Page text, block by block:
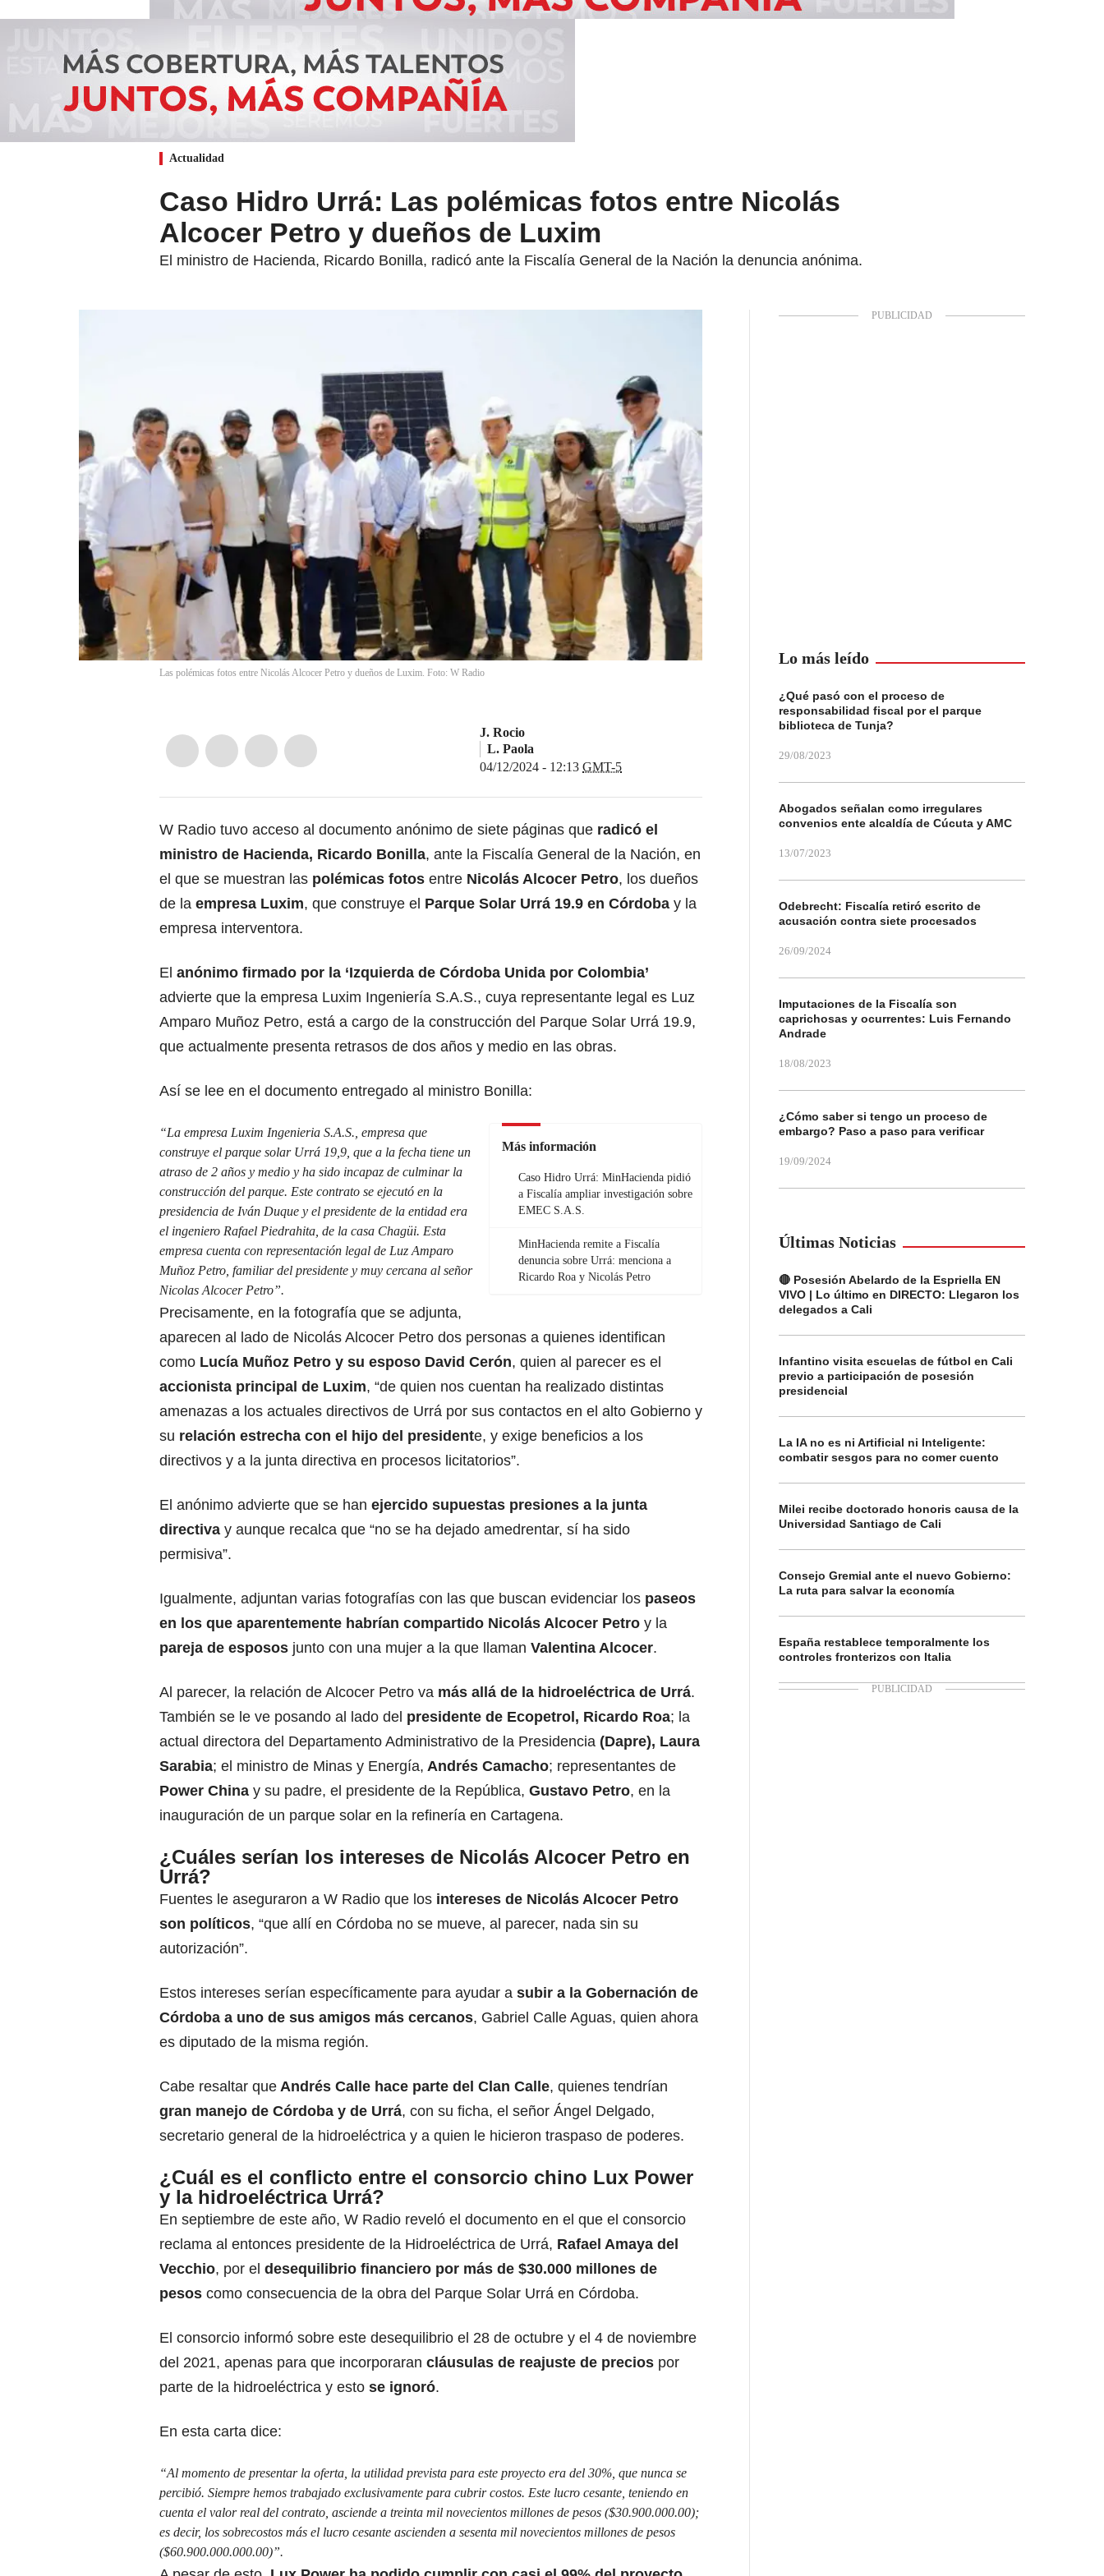
Actualidad
Caso Hidro Urrá: Las polémicas fotos entre Nicolás
Alcocer Petro y dueños de Luxim
El ministro de Hacienda, Ricardo Bonilla, radicó ante la Fiscalía General de la Nación la denuncia anónima.
Las polémicas fotos entre Nicolás Alcocer Petro y dueños de Luxim. Foto: W Radio
J. Rocio
L. Paola
04/12/2024 - 12:13 GMT-5
W Radio tuvo acceso al documento anónimo de siete páginas que radicó el
ministro de Hacienda, Ricardo Bonilla, ante la Fiscalía General de la Nación, en
el que se muestran las polémicas fotos entre Nicolás Alcocer Petro, los dueños
de la empresa Luxim, que construye el Parque Solar Urrá 19.9 en Córdoba y la
empresa interventora.
El anónimo firmado por la ‘Izquierda de Córdoba Unida por Colombia’
advierte que la empresa Luxim Ingeniería S.A.S., cuya representante legal es Luz
Amparo Muñoz Petro, está a cargo de la construcción del Parque Solar Urrá 19.9,
que actualmente presenta retrasos de dos años y medio en las obras.
Así se lee en el documento entregado al ministro Bonilla:
Más información
Caso Hidro Urrá: MinHacienda pidió
a Fiscalía ampliar investigación sobre
EMEC S.A.S.
MinHacienda remite a Fiscalía
denuncia sobre Urrá: menciona a
Ricardo Roa y Nicolás Petro
“La empresa Luxim Ingenieria S.A.S., empresa que
construye el parque solar Urrá 19,9, que a la fecha tiene un
atraso de 2 años y medio y ha sido incapaz de culminar la
construcción del parque. Este contrato se ejecutó en la
presidencia de Iván Duque y el presidente de la entidad era
el ingeniero Rafael Piedrahita, de la casa Chagüi. Esta
empresa cuenta con representación legal de Luz Amparo
Muñoz Petro, familiar del presidente y muy cercana al señor
Nicolas Alcocer Petro”.
Precisamente, en la fotografía que se adjunta,
aparecen al lado de Nicolás Alcocer Petro dos personas a quienes identifican
como Lucía Muñoz Petro y su esposo David Cerón, quien al parecer es el
accionista principal de Luxim, “de quien nos cuentan ha realizado distintas
amenazas a los actuales directivos de Urrá por sus contactos en el alto Gobierno y
su relación estrecha con el hijo del presidente, y exige beneficios a los
directivos y a la junta directiva en procesos licitatorios”.
El anónimo advierte que se han ejercido supuestas presiones a la junta
directiva y aunque recalca que “no se ha dejado amedrentar, sí ha sido
permisiva”.
Igualmente, adjuntan varias fotografías con las que buscan evidenciar los paseos
en los que aparentemente habrían compartido Nicolás Alcocer Petro y la
pareja de esposos junto con una mujer a la que llaman Valentina Alcocer.
Al parecer, la relación de Alcocer Petro va más allá de la hidroeléctrica de Urrá.
También se le ve posando al lado del presidente de Ecopetrol, Ricardo Roa; la
actual directora del Departamento Administrativo de la Presidencia (Dapre), Laura
Sarabia; el ministro de Minas y Energía, Andrés Camacho; representantes de
Power China y su padre, el presidente de la República, Gustavo Petro, en la
inauguración de un parque solar en la refinería en Cartagena.
¿Cuáles serían los intereses de Nicolás Alcocer Petro en
Urrá?
Fuentes le aseguraron a W Radio que los intereses de Nicolás Alcocer Petro
son políticos, “que allí en Córdoba no se mueve, al parecer, nada sin su
autorización”.
Estos intereses serían específicamente para ayudar a subir a la Gobernación de
Córdoba a uno de sus amigos más cercanos, Gabriel Calle Aguas, quien ahora
es diputado de la misma región.
Cabe resaltar que Andrés Calle hace parte del Clan Calle, quienes tendrían
gran manejo de Córdoba y de Urrá, con su ficha, el señor Ángel Delgado,
secretario general de la hidroeléctrica y a quien le hicieron traspaso de poderes.
¿Cuál es el conflicto entre el consorcio chino Lux Power
y la hidroeléctrica Urrá?
En septiembre de este año, W Radio reveló el documento en el que el consorcio
reclama al entonces presidente de la Hidroeléctrica de Urrá, Rafael Amaya del
Vecchio, por el desequilibrio financiero por más de $30.000 millones de
pesos como consecuencia de la obra del Parque Solar Urrá en Córdoba.
El consorcio informó sobre este desequilibrio el 28 de octubre y el 4 de noviembre
del 2021, apenas para que incorporaran cláusulas de reajuste de precios por
parte de la hidroeléctrica y esto se ignoró.
En esta carta dice:
“Al momento de presentar la oferta, la utilidad prevista para este proyecto era del 30%, que nunca se
percibió. Siempre hemos trabajado exclusivamente para cubrir costos. Este lucro cesante, teniendo en
cuenta el valor real del contrato, asciende a treinta mil novecientos millones de pesos ($30.900.000.00);
es decir, los sobrecostos más el lucro cesante ascienden a sesenta mil novecientos millones de pesos
($60.900.000.000.00)”.
Lo más leído
¿Qué pasó con el proceso de
responsabilidad fiscal por el parque
biblioteca de Tunja?
29/08/2023
Abogados señalan como irregulares
convenios ente alcaldía de Cúcuta y AMC
13/07/2023
Odebrecht: Fiscalía retiró escrito de
acusación contra siete procesados
26/09/2024
Imputaciones de la Fiscalía son
caprichosas y ocurrentes: Luis Fernando
Andrade
18/08/2023
¿Cómo saber si tengo un proceso de
embargo? Paso a paso para verificar
19/09/2024
Últimas Noticias
🔴 Posesión Abelardo de la Espriella EN
VIVO | Lo último en DIRECTO: Llegaron los
delegados a Cali
Infantino visita escuelas de fútbol en Cali
previo a participación de posesión
presidencial
La IA no es ni Artificial ni Inteligente:
combatir sesgos para no comer cuento
Milei recibe doctorado honoris causa de la
Universidad Santiago de Cali
Consejo Gremial ante el nuevo Gobierno:
La ruta para salvar la economía
España restablece temporalmente los
controles fronterizos con Italia